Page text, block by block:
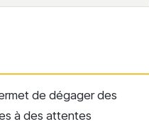
de dégager des
à des attentes